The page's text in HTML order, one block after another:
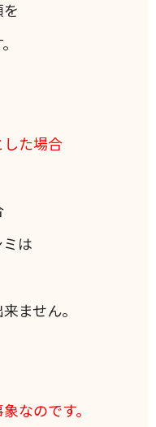
た場合
は
ません。
なのです。